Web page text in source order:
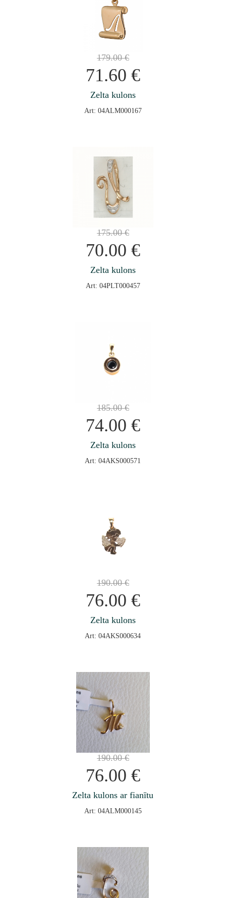
179.00€
71.60 €
Zelta kulons
Art: 04ALM000167
175.00€
70.00 €
Zelta kulons
Art: 04PLT000457
185.00€
74.00 €
Zelta kulons
Art: 04AKS000571
190.00€
76.00 €
Zelta kulons
Art: 04AKS000634
190.00€
76.00 €
Zelta kulons ar fianītu
Art: 04ALM000145